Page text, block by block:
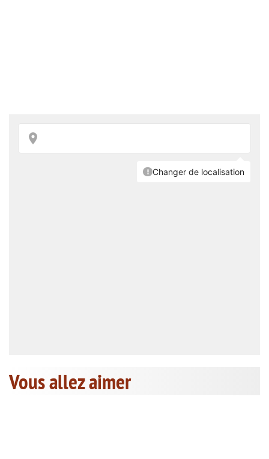
Vous allez aimer